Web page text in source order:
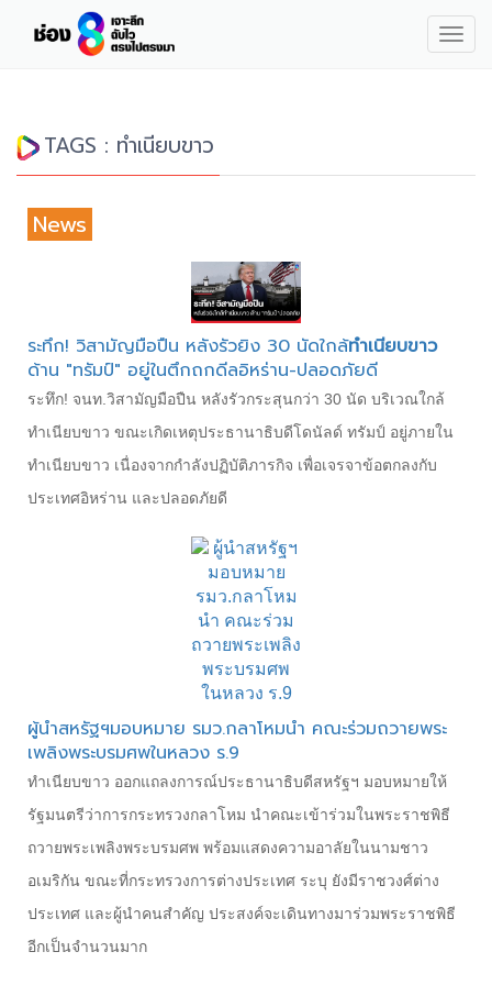
TAGS : ทำเนียบขาว
News
ระทึก! วิสามัญมือปืน หลังรัวยิง 30 นัดใกล้ทำเนียบขาว
ด้าน "ทรัมป์" อยู่ในตึกถกดีลอิหร่าน-ปลอดภัยดี
ระทึก! จนท.วิสามัญมือปืน หลังรัวกระสุนกว่า 30 นัด บริเวณใกล้
ทำเนียบขาว ขณะเกิดเหตุประธานาธิบดีโดนัลด์ ทรัมป์ อยู่ภายใน
ทำเนียบขาว เนื่องจากกำลังปฏิบัติภารกิจ เพื่อเจรจาข้อตกลงกับ
ประเทศอิหร่าน และปลอดภัยดี
ผู้นำสหรัฐฯมอบหมาย รมว.กลาโหมนำ คณะร่วมถวายพระ
เพลิงพระบรมศพในหลวง ร.9
ทำเนียบขาว ออกแถลงการณ์ประธานาธิบดีสหรัฐฯ มอบหมายให้
รัฐมนตรีว่าการกระทรวงกลาโหม นำคณะเข้าร่วมในพระราชพิธี
ถวายพระเพลิงพระบรมศพ พร้อมแสดงความอาลัยในนามชาว
อเมริกัน ขณะที่กระทรวงการต่างประเทศ ระบุ ยังมีราชวงศ์ต่าง
ประเทศ และผู้นำคนสำคัญ ประสงค์จะเดินทางมาร่วมพระราชพิธี
อีกเป็นจำนวนมาก